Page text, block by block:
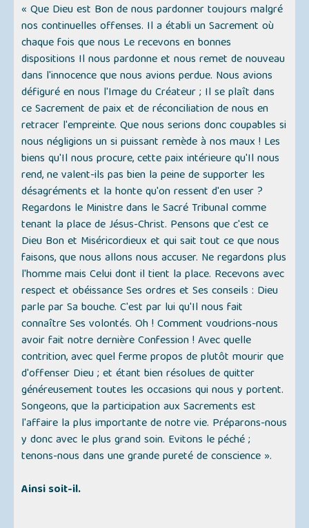
« Que Dieu est Bon de nous pardonner toujours malgré
nos continuelles offenses. Il a établi un Sacrement où
chaque fois que nous Le recevons en bonnes
dispositions Il nous pardonne et nous remet de nouveau
dans l'innocence que nous avions perdue. Nous avions
défiguré en nous l'Image du Créateur ; Il se plaît dans
ce Sacrement de paix et de réconciliation de nous en
retracer l'empreinte. Que nous serions donc coupables si
nous négligions un si puissant remède à nos maux ! Les
biens qu'Il nous procure, cette paix intérieure qu'Il nous
rend, ne valent-ils pas bien la peine de supporter les
désagréments et la honte qu'on ressent d'en user ?
Regardons le Ministre dans le Sacré Tribunal comme
tenant la place de Jésus-Christ. Pensons que c'est ce
Dieu Bon et Miséricordieux et qui sait tout ce que nous
faisons, que nous allons nous accuser. Ne regardons plus
l'homme mais Celui dont il tient la place. Recevons avec
respect et obéissance Ses ordres et Ses conseils : Dieu
parle par Sa bouche. C'est par lui qu'Il nous fait
connaître Ses volontés. Oh ! Comment voudrions-nous
avoir fait notre dernière Confession ! Avec quelle
contrition, avec quel ferme propos de plutôt mourir que
d'offenser Dieu ; et étant bien résolues de quitter
généreusement toutes les occasions qui nous y portent.
Songeons, que la participation aux Sacrements est
l'affaire la plus importante de notre vie. Préparons-nous
y donc avec le plus grand soin. Evitons le péché ;
tenons-nous dans une grande pureté de conscience ».
Ainsi soit-il.